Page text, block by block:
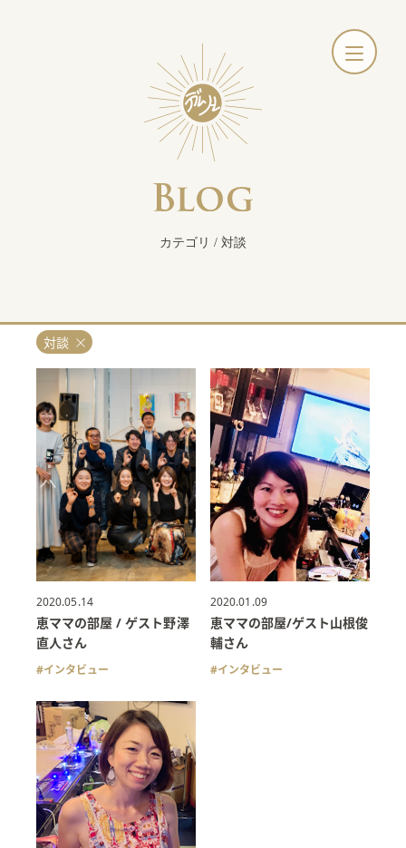
カテゴリ / 対談
対談
2020.05.14
恵ママの部屋 / ゲスト野澤
直人さん
インタビュー
2020.01.09
恵ママの部屋/ゲスト山根俊
輔さん
インタビュー